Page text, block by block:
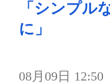
「シンプル
に」
08月09日 12:50